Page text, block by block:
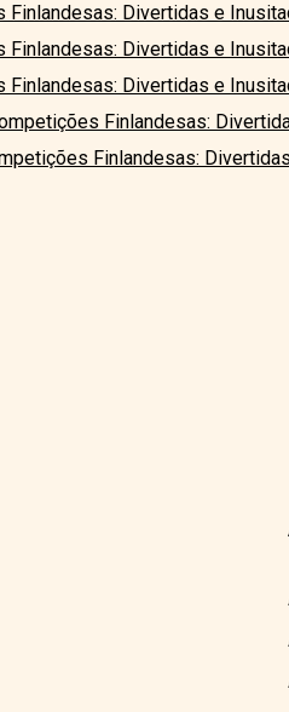
Finlandesas: Divertidas e
Finlandesas: Divertidas e
Finlandesas: Divertidas e
Finlandesas:
Finlandesas: